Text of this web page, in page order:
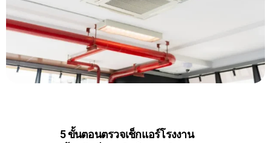
5 ขั้นตอนตรวจเช็กแอร์โรงงาน